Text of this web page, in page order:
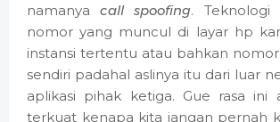
namanyacall spoofing. Teknologi
nomor yang muncul di layar hp
instansi tertentu atau bahkan
sendiri padahal aslinya itu dari luar
aplikasi pihak ketiga. Gue rasa ini
terkuat kenapa kita jangan pernah